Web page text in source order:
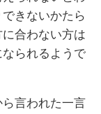
きないかたら
合わない方は
られるようで
言われた一言